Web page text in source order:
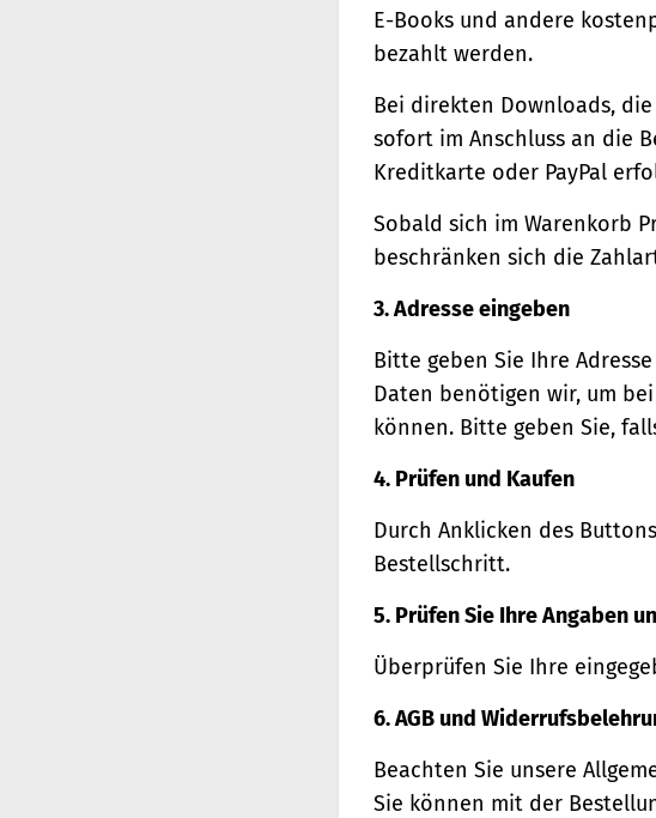
E-Books und andere
bezahlt werden.
Bei direkten Downloads,
sofort im Anschluss an die
Kreditkarte oder PayPal
Sobald sich im Warenkorb
beschränken sich die
3. Adresse eingeben
Bitte geben Sie Ihre
Daten benötigen wir, um
können. Bitte geben Sie,
4. Prüfen und Kaufen
Durch Anklicken des
Bestellschritt.
5. Prüfen Sie Ihre Angaben
Überprüfen Sie Ihre
6. AGB und
Beachten Sie unsere
Sie können mit der